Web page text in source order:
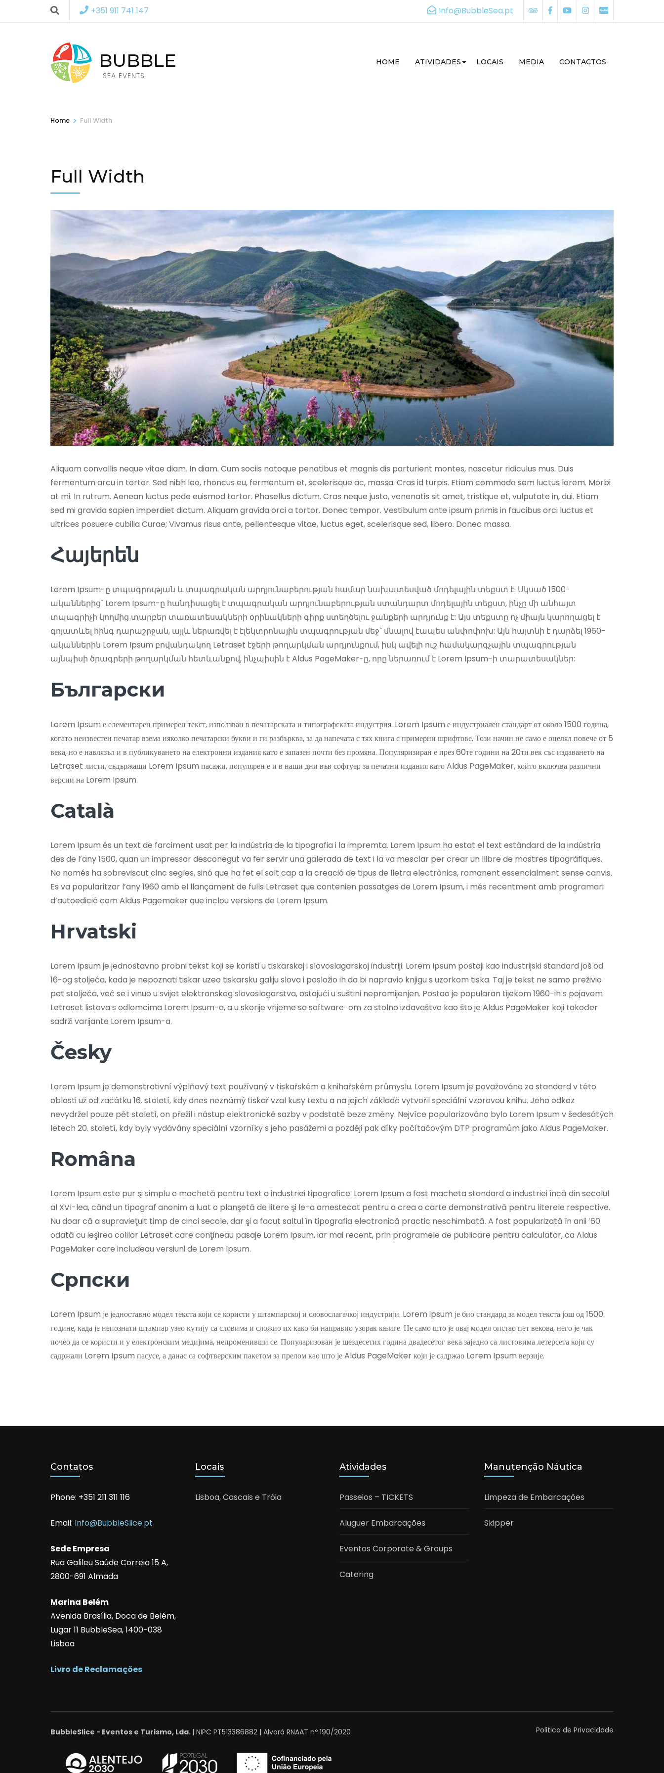
+351 911 741 147 Info@BubbleSea.pt
BUBBLE
SEA EVENTS
HOME ATIVIDADES LOCAIS MEDIA CONTACTOS
Home > Full Width
Full Width
Aliquam convallis neque vitae diam. In diam. Cum sociis natoque penatibus et magnis dis parturient montes, nascetur ridiculus mus. Duis
fermentum arcu in tortor. Sed nibh leo, rhoncus eu, fermentum et, scelerisque ac, massa. Cras id turpis. Etiam commodo sem luctus lorem. Morbi
at mi. In rutrum. Aenean luctus pede euismod tortor. Phasellus dictum. Cras neque justo, venenatis sit amet, tristique et, vulputate in, dui. Etiam
sed mi gravida sapien imperdiet dictum. Aliquam gravida orci a tortor. Donec tempor. Vestibulum ante ipsum primis in faucibus orci luctus et
ultrices posuere cubilia Curae; Vivamus risus ante, pellentesque vitae, luctus eget, scelerisque sed, libero. Donec massa.
Հայերեն
Lorem Ipsum-ը տպագրության և տպագրական արդյունաբերության համար նախատեսված մոդելային տեքստ է: Սկսած 1500-
ականներից` Lorem Ipsum-ը հանդիսացել է տպագրական արդյունաբերության ստանդարտ մոդելային տեքստ, ինչը մի անհայտ
տպագրիչի կողմից տարբեր տառատեսակների օրինակների գիրք ստեղծելու ջանքերի արդյունք է: Այս տեքստը ոչ միայն կարողացել է
գոյատևել հինգ դարաշրջան, այլև ներառվել է էլեկտրոնային տպագրության մեջ` մնալով էապես անփոփոխ: Այն հայտնի է դարձել 1960-
ականներին Lorem Ipsum բովանդակող Letraset էջերի թողարկման արդյունքում, իսկ ավելի ուշ համակարգչային տպագրության
այնպիսի ծրագրերի թողարկման հետևանքով, ինչպիսին է Aldus PageMaker-ը, որը ներառում է Lorem Ipsum-ի տարատեսակներ:
Български
Lorem Ipsum е елементарен примерен текст, използван в печатарската и типографската индустрия. Lorem Ipsum е индустриален стандарт от около 1500 година,
когато неизвестен печатар взема няколко печатарски букви и ги разбърква, за да напечата с тях книга с примерни шрифтове. Този начин не само е оцелял повече от 5
века, но е навлязъл и в публикуването на електронни издания като е запазен почти без промяна. Популяризиран е през 60те години на 20ти век със издаването на
Letraset листи, съдържащи Lorem Ipsum пасажи, популярен е и в наши дни във софтуер за печатни издания като Aldus PageMaker, който включва различни
версии на Lorem Ipsum.
Català
Lorem Ipsum és un text de farciment usat per la indústria de la tipografia i la impremta. Lorem Ipsum ha estat el text estàndard de la indústria
des de l’any 1500, quan un impressor desconegut va fer servir una galerada de text i la va mesclar per crear un llibre de mostres tipogràfiques.
No només ha sobreviscut cinc segles, sinó que ha fet el salt cap a la creació de tipus de lletra electrònics, romanent essencialment sense canvis.
Es va popularitzar l’any 1960 amb el llançament de fulls Letraset que contenien passatges de Lorem Ipsum, i més recentment amb programari
d’autoedició com Aldus Pagemaker que inclou versions de Lorem Ipsum.
Hrvatski
Lorem Ipsum je jednostavno probni tekst koji se koristi u tiskarskoj i slovoslagarskoj industriji. Lorem Ipsum postoji kao industrijski standard još od
16-og stoljeća, kada je nepoznati tiskar uzeo tiskarsku galiju slova i posložio ih da bi napravio knjigu s uzorkom tiska. Taj je tekst ne samo preživio
pet stoljeća, već se i vinuo u svijet elektronskog slovoslagarstva, ostajući u suštini nepromijenjen. Postao je popularan tijekom 1960-ih s pojavom
Letraset listova s odlomcima Lorem Ipsum-a, a u skorije vrijeme sa software-om za stolno izdavaštvo kao što je Aldus PageMaker koji također
sadrži varijante Lorem Ipsum-a.
Česky
Lorem Ipsum je demonstrativní výplňový text používaný v tiskařském a knihařském průmyslu. Lorem Ipsum je považováno za standard v této
oblasti už od začátku 16. století, kdy dnes neznámý tiskař vzal kusy textu a na jejich základě vytvořil speciální vzorovou knihu. Jeho odkaz
nevydržel pouze pět století, on přežil i nástup elektronické sazby v podstatě beze změny. Nejvíce popularizováno bylo Lorem Ipsum v šedesátých
letech 20. století, kdy byly vydávány speciální vzorníky s jeho pasážemi a později pak díky počítačovým DTP programům jako Aldus PageMaker.
Româna
Lorem Ipsum este pur şi simplu o machetă pentru text a industriei tipografice. Lorem Ipsum a fost macheta standard a industriei încă din secolul
al XVI-lea, când un tipograf anonim a luat o planşetă de litere şi le-a amestecat pentru a crea o carte demonstrativă pentru literele respective.
Nu doar că a supravieţuit timp de cinci secole, dar şi a facut saltul în tipografia electronică practic neschimbată. A fost popularizată în anii ’60
odată cu ieşirea colilor Letraset care conţineau pasaje Lorem Ipsum, iar mai recent, prin programele de publicare pentru calculator, ca Aldus
PageMaker care includeau versiuni de Lorem Ipsum.
Српски
Lorem Ipsum је једноставно модел текста који се користи у штампарској и словослагачкој индустрији. Lorem ipsum је био стандард за модел текста још од 1500.
године, када је непознати штампар узео кутију са словима и сложио их како би направио узорак књиге. Не само што је овај модел опстао пет векова, него је чак
почео да се користи и у електронским медијима, непроменивши се. Популаризован је шездесетих година двадесетог века заједно са листовима летерсета који су
садржали Lorem Ipsum пасусе, а данас са софтверским пакетом за прелом као што је Aldus PageMaker који је садржао Lorem Ipsum верзије.
Contatos
Phone: +351 211 311 116
Email: Info@BubbleSlice.pt
Sede Empresa
Rua Galileu Saúde Correia 15 A,
2800-691 Almada
Marina Belém
Avenida Brasília, Doca de Belém,
Lugar 11 BubbleSea, 1400-038
Lisboa
Livro de Reclamações
Locais
Lisboa, Cascais e Tróia
Atividades
Passeios – TICKETS
Aluguer Embarcações
Eventos Corporate & Groups
Catering
Manutenção Náutica
Limpeza de Embarcações
Skipper
BubbleSlice - Eventos e Turismo, Lda. | NIPC PT513386882 | Alvará RNAAT nº 190/2020 Politica de Privacidade